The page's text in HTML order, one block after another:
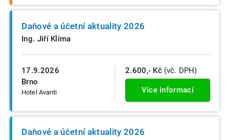
17.9.2026
Brno
Hotel Avanti
Daňové a účetní aktuality 2026
Ing. Jiří Klíma
2.600,- Kč (vč. DPH)
Více informací
Daňové a účetní aktuality 2026